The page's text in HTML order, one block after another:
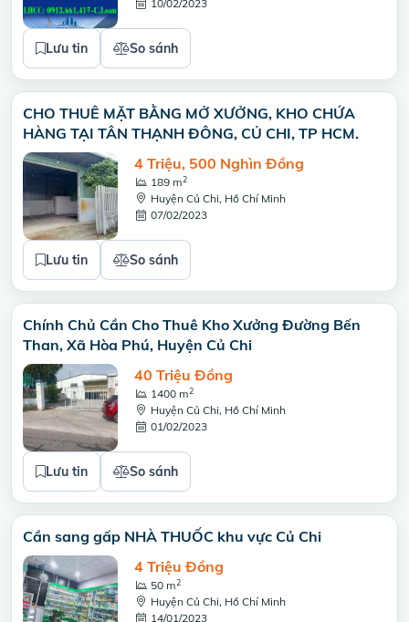
10/02/2023
Lưu tin So sánh
CHO THUÊ MẶT BẰNG MỞ XƯỞNG, KHO CHỨA
HÀNG TẠI TÂN THẠNH ĐÔNG, CỦ CHI, TP HCM.
4 Triệu, 500 Nghìn Đồng
189 m2
Huyện Củ Chi, Hồ Chí Minh
07/02/2023
Lưu tin So sánh
Chính Chủ Cần Cho Thuê Kho Xưởng Đường Bến
Than, Xã Hòa Phú, Huyện Củ Chi
40 Triệu Đồng
1400 m2
Huyện Củ Chi, Hồ Chí Minh
01/02/2023
Lưu tin So sánh
Cần sang gấp NHÀ THUỐC khu vực Củ Chi
4 Triệu Đồng
50 m2
Huyện Củ Chi, Hồ Chí Minh
14/01/2023